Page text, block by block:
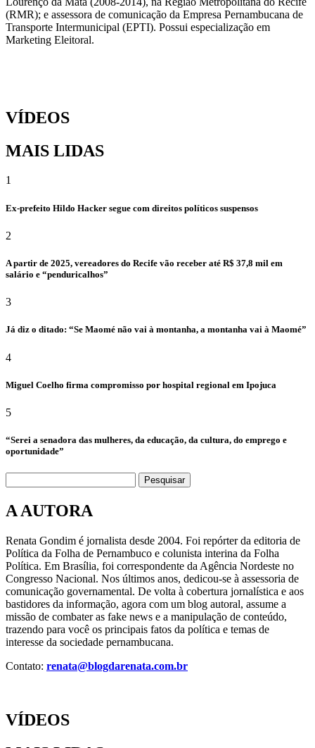
(RMR); e assessora de comunicação da Empresa Pernambucana de
Transporte Intermunicipal (EPTI). Possui especialização em
Marketing Eleitoral.
VÍDEOS
MAIS LIDAS
1
Ex-prefeito Hildo Hacker segue com direitos políticos suspensos
2
A partir de 2025, vereadores do Recife vão receber até R$ 37,8 mil em
salário e “penduricalhos”
3
Já diz o ditado: “Se Maomé não vai à montanha, a montanha vai à Maomé”
4
Miguel Coelho firma compromisso por hospital regional em Ipojuca
5
“Serei a senadora das mulheres, da educação, da cultura, do emprego e
oportunidade”
Pesquisar
A AUTORA
Renata Gondim é jornalista desde 2004. Foi repórter da editoria de
Política da Folha de Pernambuco e colunista interina da Folha
Política. Em Brasília, foi correspondente da Agência Nordeste no
Congresso Nacional. Nos últimos anos, dedicou-se à assessoria de
comunicação governamental. De volta à cobertura jornalística e aos
bastidores da informação, agora com um blog autoral, assume a
missão de combater as fake news e a manipulação de conteúdo,
trazendo para você os principais fatos da política e temas de
interesse da sociedade pernambucana.
Contato: renata@blogdarenata.com.br
VÍDEOS